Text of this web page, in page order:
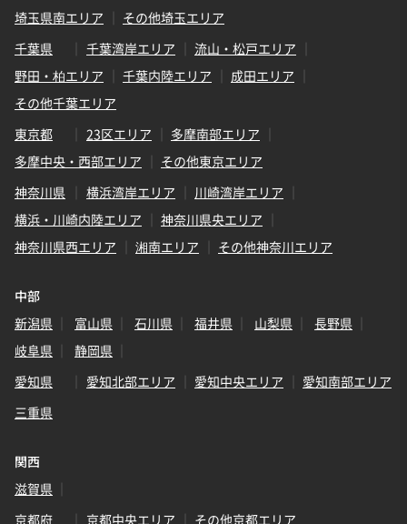
埼玉県南エリア
その他埼玉エリア
千葉県
千葉湾岸エリア
流山・松戸エリア
野田・柏エリア
千葉内陸エリア
成田エリア
その他千葉エリア
東京都
23区エリア
多摩南部エリア
多摩中央・西部エリア
その他東京エリア
神奈川県
横浜湾岸エリア
川崎湾岸エリア
横浜・川崎内陸エリア
神奈川県央エリア
神奈川県西エリア
湘南エリア その他神奈川エリア
中部
新潟県
富山県 石川県 福井県 山梨県
長野県
岐阜県
静岡県
愛知県
愛知北部エリア 愛知中央エリア
愛知南部エリア
三重県
関西
滋賀県
京都府
京都中央エリア
その他京都エリア